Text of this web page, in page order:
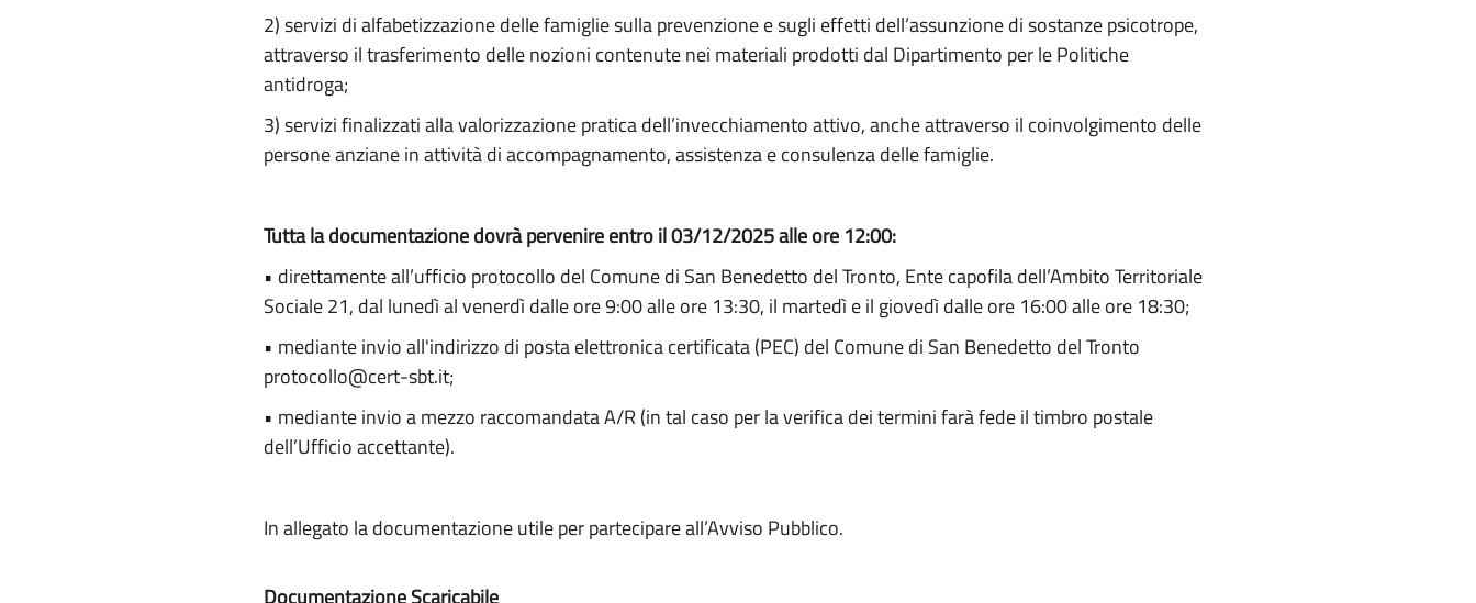
2) servizi di alfabetizzazione delle famiglie sulla prevenzione e sugli effetti dell’assunzione di sostanze psicotrope,
attraverso il trasferimento delle nozioni contenute nei materiali prodotti dal Dipartimento per le Politiche
antidroga;
3) servizi finalizzati alla valorizzazione pratica dell’invecchiamento attivo, anche attraverso il coinvolgimento delle
persone anziane in attività di accompagnamento, assistenza e consulenza delle famiglie.
Tutta la documentazione dovrà pervenire entro il 03/12/2025 alle ore 12:00:
• direttamente all’ufficio protocollo del Comune di San Benedetto del Tronto, Ente capofila dell’Ambito Territoriale
Sociale 21, dal lunedì al venerdì dalle ore 9:00 alle ore 13:30, il martedì e il giovedì dalle ore 16:00 alle ore 18:30;
• mediante invio all'indirizzo di posta elettronica certificata (PEC) del Comune di San Benedetto del Tronto
protocollo@cert-sbt.it;
• mediante invio a mezzo raccomandata A/R (in tal caso per la verifica dei termini farà fede il timbro postale
dell’Ufficio accettante).
In allegato la documentazione utile per partecipare all’Avviso Pubblico.
Documentazione Scaricabile